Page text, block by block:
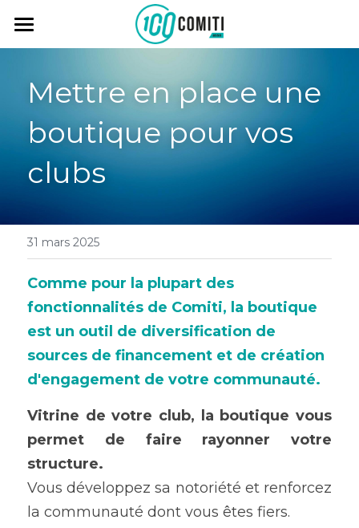
Vision
Solutions
Logiciel
Formations
Temoignages
Tarifs
04 48 20 27 72 (9h - 18h30)
Se Connecter
Mettre en place une
boutique pour vos
clubs
31 mars 2025
Comme pour la plupart des
fonctionnalités de Comiti, la boutique
est un outil de diversification de
sources de financement et de création
d'engagement de votre communauté.
Vitrine de votre club, la boutique vous
permet de faire rayonner votre
structure.
Vous développez sa notoriété et renforcez
la communauté dont vous êtes fiers.